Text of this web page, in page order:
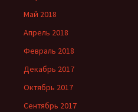
Май 2018
Апрель 2018
Февраль 2018
Декабрь 2017
Октябрь 2017
Сентябрь 2017